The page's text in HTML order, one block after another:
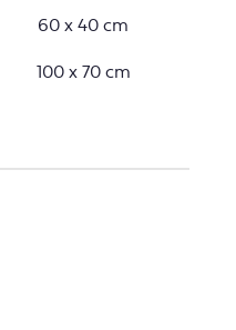
60 x 40 cm
100 x 70 cm